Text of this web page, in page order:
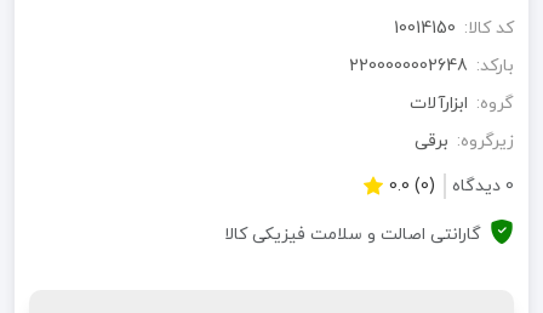
کد کالا: 10014150
بارکد: 2200000002648
گروه: ابزارآلات
زیرگروه: برقی
0 دیدگاه
(0) 0.0
گارانتی اصالت و سلامت فیزیکی کالا